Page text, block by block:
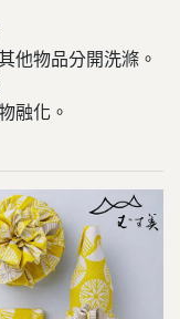
品分開洗滌。
化。